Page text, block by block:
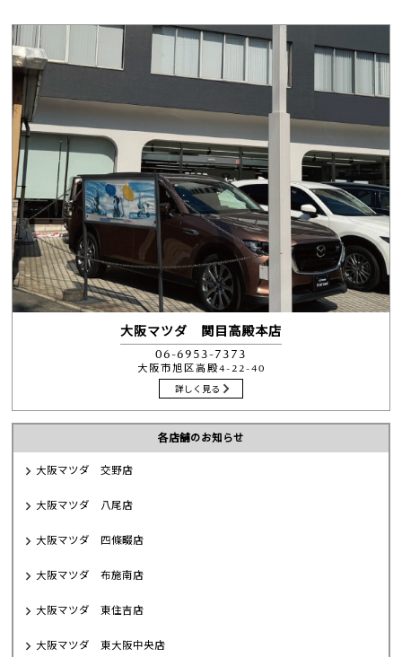
大阪マツダ 関目高殿本店
06-6953-7373
大阪市旭区高殿4-22-40
詳しく見る
各店舗のお知らせ
大阪マツダ 交野店
大阪マツダ 八尾店
大阪マツダ 四條畷店
大阪マツダ 布施南店
大阪マツダ 東住吉店
大阪マツダ 東大阪中央店